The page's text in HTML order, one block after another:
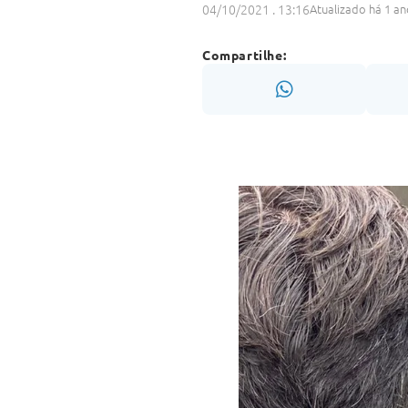
04/10/2021 . 13:16Atualizado há 1
Compartilhe: